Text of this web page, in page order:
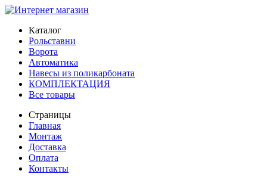
Каталог
Рольставни
Ворота
Автоматика
Навесы из поликарбоната
КОМПЛЕКТАЦИЯ
Все товары
Страницы
Главная
Монтаж
Доставка
Оплата
Контакты